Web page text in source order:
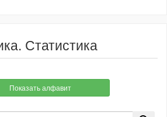
Статистика
Показать алфавит